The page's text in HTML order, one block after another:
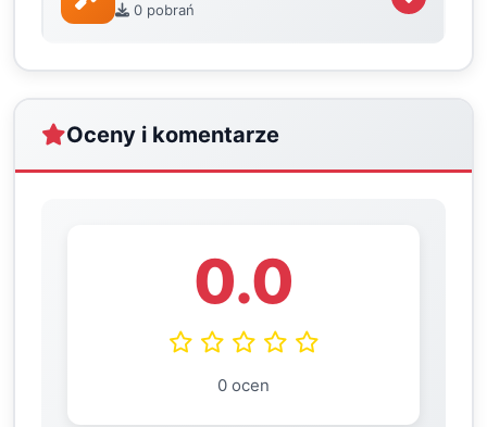
0 pobrań
Oceny i komentarze
0.0
0 ocen